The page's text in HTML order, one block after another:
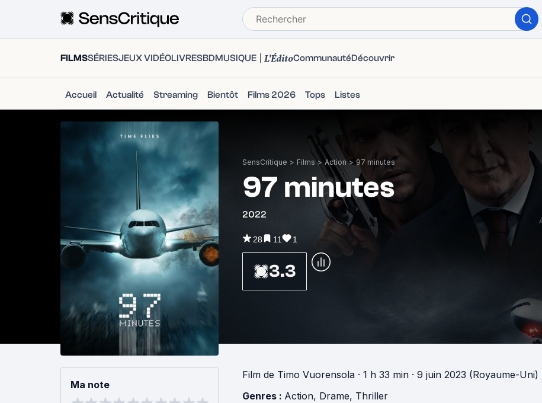
FILMSSÉRIESJEUX VIDÉOLIVRESBDMUSIQUE L'ÉditoCommunautéDécouvrir
Accueil Actualité Streaming Bientôt Films 2026 Tops Listes
SensCritique > Films > Action > 97 minutes
97 minutes
2022
28 11 1
3.3
Ma note
Film de Timo Vuorensola · 1 h 33 min · 9 juin 2023 (Royaume-Uni)
Genres : Action, Drame, Thriller